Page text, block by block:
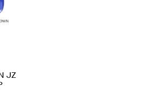
JZ